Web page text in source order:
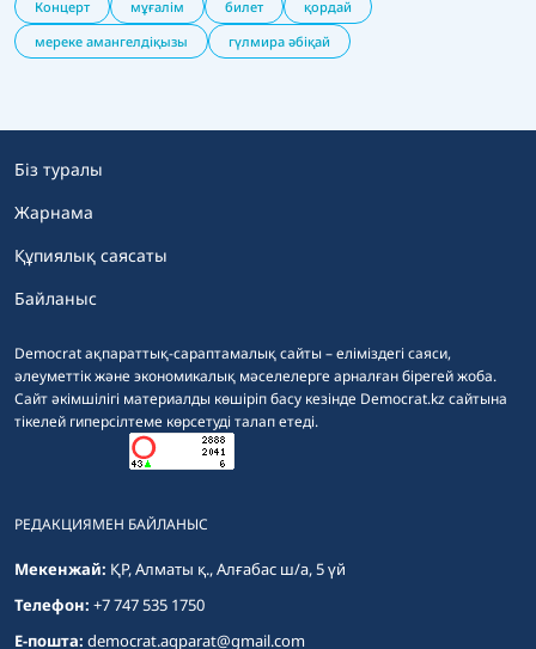
Концерт мұғалім билет
қордай
мереке амангелдіқызы
гүлмира әбіқай
Democrat ақпараттық-сараптамалық сайты – еліміздегі саяси,
әлеуметтік және экономикалық мәселелерге арналған бірегей жоба.
Сайт әкімшілігі материалды көшіріп басу кезінде Democrat.kz сайтына
тікелей гиперсілтеме көрсетуді талап етеді.
Біз туралы
Жарнама
Құпиялық саясаты
Байланыс
РЕДАКЦИЯМЕН БАЙЛАНЫС
Мекенжай: ҚР, Алматы қ., Алғабас ш/а, 5 үй
Телефон: +7 747 535 1750
E-пошта: democrat.aqparat@gmail.com